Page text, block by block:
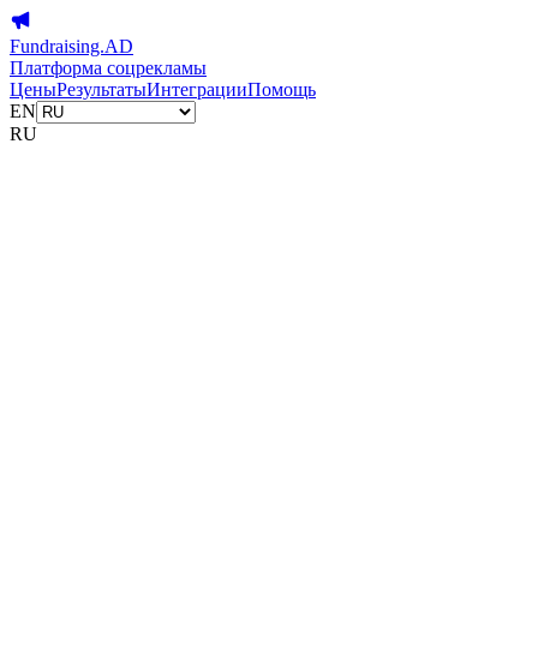
Fundraising.AD
Платформа соцрекламы
ЦеныРезультатыИнтеграцииПомощь
EN
RU